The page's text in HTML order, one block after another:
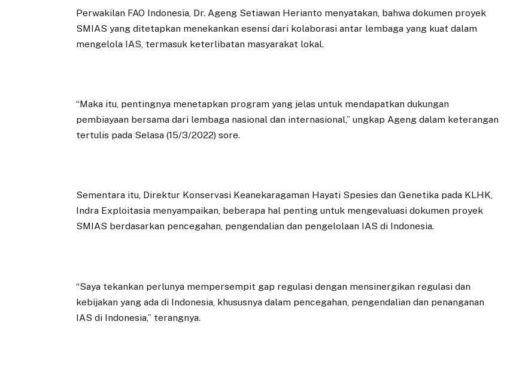
Perwakilan FAO Indonesia, Dr. Ageng Setiawan Herianto menyatakan, bahwa dokumen proyek
SMIAS yang ditetapkan menekankan esensi dari kolaborasi antar lembaga yang kuat dalam
mengelola IAS, termasuk keterlibatan masyarakat lokal.
“Maka itu, pentingnya menetapkan program yang jelas untuk mendapatkan dukungan
pembiayaan bersama dari lembaga nasional dan internasional,” ungkap Ageng dalam keterangan
tertulis pada Selasa (15/3/2022) sore.
Sementara itu, Direktur Konservasi Keanekaragaman Hayati Spesies dan Genetika pada KLHK,
Indra Exploitasia menyampaikan, beberapa hal penting untuk mengevaluasi dokumen proyek
SMIAS berdasarkan pencegahan, pengendalian dan pengelolaan IAS di Indonesia.
“Saya tekankan perlunya mempersempit gap regulasi dengan mensinergikan regulasi dan
kebijakan yang ada di Indonesia, khususnya dalam pencegahan, pengendalian dan penanganan
IAS di Indonesia,” terangnya.
Pansus RPJMD
Dorong Penurunan
Danantara Tunjuk
Investor Tiongkok